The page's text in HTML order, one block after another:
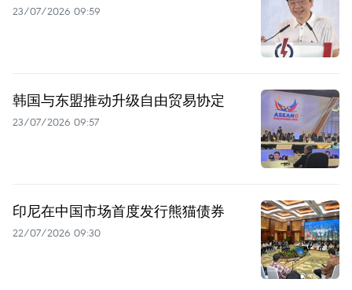
23/07/2026 09:59
韩国与东盟推动升级自由贸易协定
23/07/2026 09:57
印尼在中国市场首度发行熊猫债券
22/07/2026 09:30